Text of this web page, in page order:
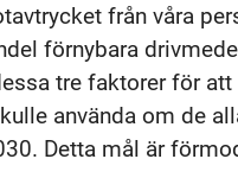
från våra
förnybara
tre faktorer för
använda om de
Detta mål är